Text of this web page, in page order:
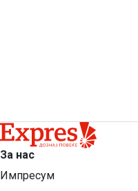
За нас
Импресум